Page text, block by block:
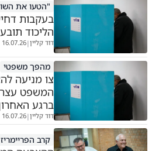
"הטעו את
בעקבות
הליכוד
דוד קליין|
16.07.26
מהפך משפטי
צו מניעה
המשפט
ברגע
דוד קליין|
16.07.26
קרב הפריימריז